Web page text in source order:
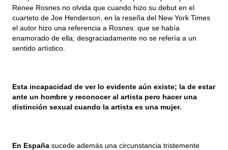
Renee Rosnes no olvida que cuando hizo su debut en el
cuarteto de Joe Henderson, en la reseña del New York Times
el autor hizo una referencia a Rosnes: que se había
enamorado de ella; desgraciadamente no se refería a un
sentido artístico.
Esta incapacidad de ver lo evidente aún existe; la de estar
ante un hombre y reconocer al artista pero hacer una
distinción sexual cuando la artista es una mujer.
En España sucede además una circunstancia tristemente